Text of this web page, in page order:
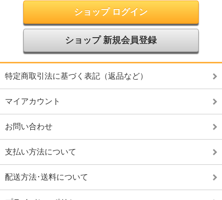
ショップ ログイン
ショップ 新規会員登録
特定商取引法に基づく表記（返品など）
マイアカウント
お問い合わせ
支払い方法について
配送方法･送料について